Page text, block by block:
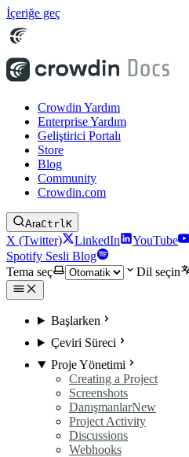
İçeriğe geç
Crowdin Yardım
Enterprise Yardım
Geliştirici Portalı
Store
Blog
Community
Crowdin.com
AraCtrlK
X (Twitter) LinkedIn YouTube
Spotify Sesli Blog
Tema seç
Dil seçin
Başlarken
Çeviri Süreci
Proje Yönetimi
Creating a Project
Screenshots
DanışmanlarNew
Project Activity
Discussions
Webhooks